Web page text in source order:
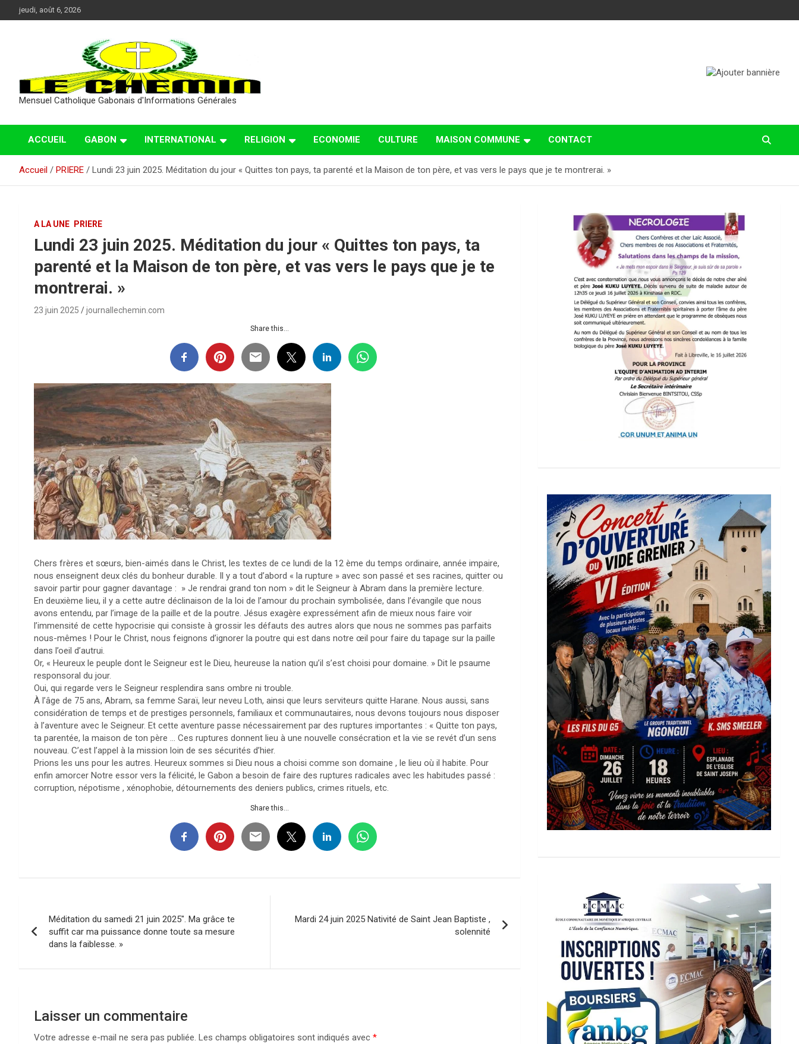
au
jeudi, août 6, 2026
Mensuel Catholique Gabonais d'Informations Générales
ACCUEIL GABON INTERNATIONAL RELIGION ECONOMIE CULTURE MAISON COMMUNE CONTACT
Accueil PRIERE Lundi 23 juin 2025. Méditation du jour « Quittes ton pays, ta parenté et la Maison de ton père, et vas vers le pays que je te montrerai. »
A LA UNE PRIERE
Lundi 23 juin 2025. Méditation du jour « Quittes ton pays, ta
parenté et la Maison de ton père, et vas vers le pays que je te
montrerai. »
23 juin 2025 journallechemin.com
Share this...
Chers frères et sœurs, bien-aimés dans le Christ, les textes de ce lundi de la 12 ème du temps ordinaire, année impaire,
nous enseignent deux clés du bonheur durable. Il y a tout d’abord « la rupture » avec son passé et ses racines, quitter ou
savoir partir pour gagner davantage : » Je rendrai grand ton nom » dit le Seigneur à Abram dans la première lecture.
En deuxième lieu, il y a cette autre déclinaison de la loi de l’amour du prochain symbolisée, dans l’évangile que nous
avons entendu, par l’image de la paille et de la poutre. Jésus exagère expressément afin de mieux nous faire voir
l’immensité de cette hypocrisie qui consiste à grossir les défauts des autres alors que nous ne sommes pas parfaits
nous-mêmes ! Pour le Christ, nous feignons d’ignorer la poutre qui est dans notre œil pour faire du tapage sur la paille
dans l’oeil d’autrui.
Or, « Heureux le peuple dont le Seigneur est le Dieu, heureuse la nation qu’il s’est choisi pour domaine. » Dit le psaume
responsoral du jour.
Oui, qui regarde vers le Seigneur resplendira sans ombre ni trouble.
À l’âge de 75 ans, Abram, sa femme Saraï, leur neveu Loth, ainsi que leurs serviteurs quitte Harane. Nous aussi, sans
considération de temps et de prestiges personnels, familiaux et communautaires, nous devons toujours nous disposer
à l’aventure avec le Seigneur. Et cette aventure passe nécessairement par des ruptures importantes : « Quitte ton pays,
ta parentée, la maison de ton père … Ces ruptures donnent lieu à une nouvelle consécration et la vie se revét d’un sens
nouveau. C’est l’appel à la mission loin de ses sécurités d’hier.
Prions les uns pour les autres. Heureux sommes si Dieu nous a choisi comme son domaine , le lieu où il habite. Pour
enfin amorcer Notre essor vers la félicité, le Gabon a besoin de faire des ruptures radicales avec les habitudes passé :
corruption, népotisme , xénophobie, détournements des deniers publics, crimes rituels, etc.
Share this...
de
Méditation du samedi 21 juin 2025″. Ma grâce te
suffit car ma puissance donne toute sa mesure
dans la faiblesse. »
Mardi 24 juin 2025 Nativité de Saint Jean Baptiste ,
solennité
Laisser un commentaire
Votre adresse e-mail ne sera pas publiée. Les champs obligatoires sont indiqués avec *